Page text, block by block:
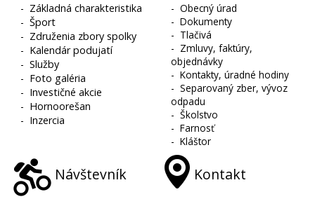
- Základná charakteristika
-Šport
- Združenia zbory spolky
- Kalendár podujatí
-Služby
- Foto galéria
- Investičné akcie
- Hornoorešan
- Inzercia
-Obecný úrad
-Dokumenty
- Tlačivá
- Zmluvy, faktúry,
objednávky
-Kontakty, úradné hodiny
-Separovaný zber, vývoz
odpadu
-Školstvo
-Farnosť
-Kláštor
Návštevník Kontakt